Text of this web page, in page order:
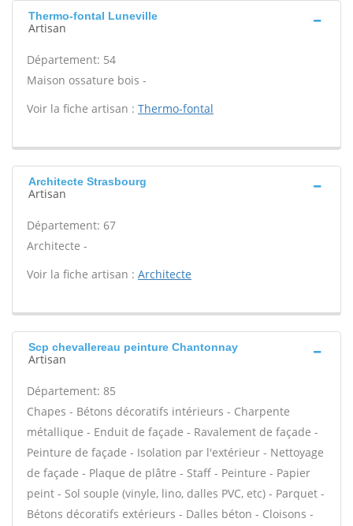
Thermo-fontal Luneville
Artisan
Département: 54
Maison ossature bois -
Voir la fiche artisan : Thermo-fontal
Architecte Strasbourg
Artisan
Département: 67
Architecte -
Voir la fiche artisan : Architecte
Scp chevallereau peinture Chantonnay
Artisan
Département: 85
Chapes - Bétons décoratifs intérieurs - Charpente
métallique - Enduit de façade - Ravalement de façade -
Peinture de façade - Isolation par l'extérieur - Nettoyage
de façade - Plaque de plâtre - Staff - Peinture - Papier
peint - Sol souple (vinyle, lino, dalles PVC, etc) - Parquet -
Bétons décoratifs extérieurs - Dalles béton - Cloisons -